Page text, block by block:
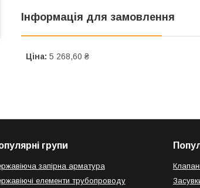
Інформація для замовлення
Ціна: 5 268,60 ₴
групи
запірна арматура
елементи трубопроводу